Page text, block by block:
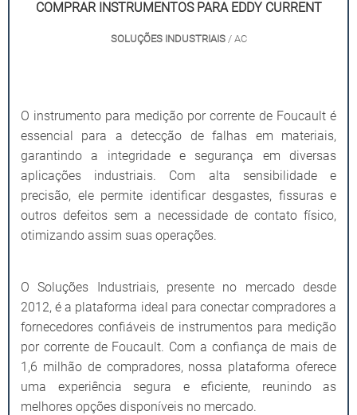
COMPRAR INSTRUMENTOS PARA EDDY CURRENT
SOLUÇÕES INDUSTRIAIS/ AC
O instrumento para medição por corrente de Foucault é
essencial para a detecção de falhas em materiais,
garantindo a integridade e segurança em diversas
aplicações industriais. Com alta sensibilidade e
precisão, ele permite identificar desgastes, fissuras e
outros defeitos sem a necessidade de contato físico,
otimizando assim suas operações.
O Soluções Industriais, presente no mercado desde
2012, é a plataforma ideal para conectar compradores a
fornecedores confiáveis de instrumentos para medição
por corrente de Foucault. Com a confiança de mais de
1,6 milhão de compradores, nossa plataforma oferece
uma experiência segura e eficiente, reunindo as
melhores opções disponíveis no mercado.